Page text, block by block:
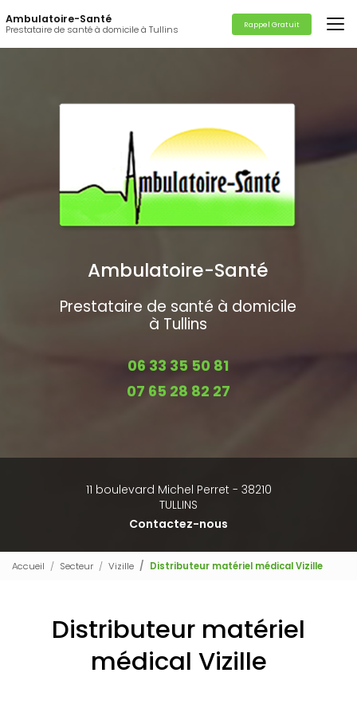
au
contenu
principal
Ambulatoire-Santé
Prestataire de santé à domicile à Tullins Rappel Gratuit
Ambulatoire-Santé
Prestataire de santé à domicile
à Tullins
06 33 35 50 81
07 65 28 82 27
11 boulevard Michel Perret - 38210
TULLINS
Contactez-nous
Accueil Secteur Vizille Distributeur matériel médical Vizille
Distributeur matériel
médical Vizille